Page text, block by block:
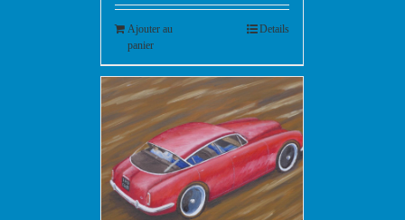
Ajouter au
panier
Details